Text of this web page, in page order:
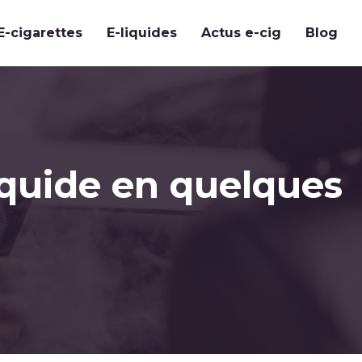
cigarettes E-liquides Actus e-cig Blog
en quelques